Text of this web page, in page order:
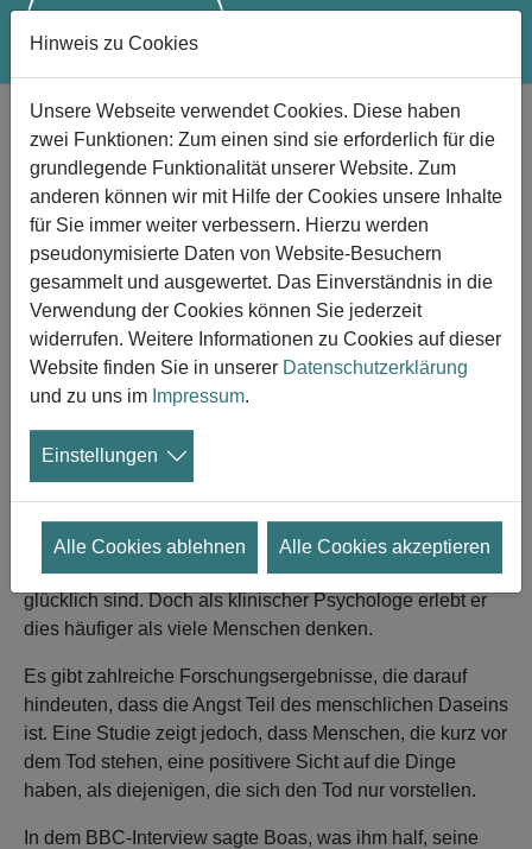
Empfindungen von Glück am
Lebensende
Bericht eines tödlich Erkrankten
26.07.2024
Simon Boas hat über sein Leben mit Krebs
geschrieben. Nun ist er am 15. Juli im Alter
unter Kontrolle, und ich bin furchtbar glücklich - es klingt
zuvor in meinem Leben."
Artikels, gibt zu, dass es seltsam erscheinen mag, wenn
Menschen in der letzten Lebensphase sagen, dass sie
glücklich sind. Doch als klinischer Psychologe erlebt er
dies häufiger als viele Menschen denken.
Es gibt zahlreiche Forschungsergebnisse, die darauf
hindeuten, dass die Angst Teil des menschlichen Daseins
ist. Eine Studie zeigt jedoch, dass Menschen, die kurz vor
dem Tod stehen, eine positivere Sicht auf die Dinge
haben, als diejenigen, die sich den Tod nur vorstellen.
In dem BBC-Interview sagte Boas, was ihm half, seine
Hinweis zu Cookies
Unsere Webseite verwendet Cookies. Diese haben
zwei Funktionen: Zum einen sind sie erforderlich für die
grundlegende Funktionalität unserer Website. Zum
anderen können wir mit Hilfe der Cookies unsere Inhalte
für Sie immer weiter verbessern. Hierzu werden
pseudonymisierte Daten von Website-Besuchern
gesammelt und ausgewertet. Das Einverständnis in die
Verwendung der Cookies können Sie jederzeit
widerrufen. Weitere Informationen zu Cookies auf dieser
Website finden Sie in unserer Datenschutzerklärung
und zu uns im Impressum.
Einstellungen
Alle Cookies ablehnen Alle Cookies akzeptieren